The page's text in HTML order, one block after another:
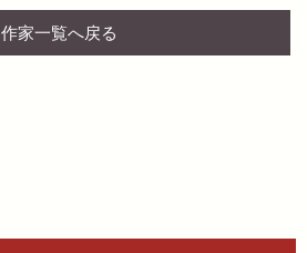
作家一覧へ戻る